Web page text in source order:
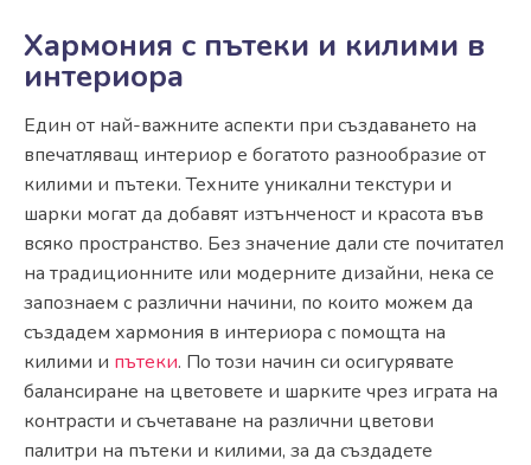
Хармония с пътеки и килими в
интериора
Един от най-важните аспекти при създаването на
впечатляващ интериор е богатото разнообразие от
килими и пътеки. Техните уникални текстури и
шарки могат да добавят изтънченост и красота във
всяко пространство. Без значение дали сте почитател
на традиционните или модерните дизайни, нека се
запознаем с различни начини, по които можем да
създадем хармония в интериора с помощта на
килими и пътеки. По този начин си осигурявате
балансиране на цветовете и шарките чрез играта на
контрасти и съчетаване на различни цветови
палитри на пътеки и килими, за да създадете